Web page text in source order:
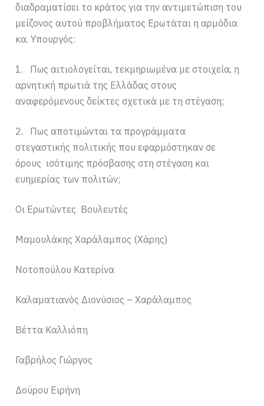
διαδραματίσει το κράτος για την αντιμετώπιση του
μείζονος αυτού προβλήματος Ερωτάται η αρμόδια
κα. Υπουργός:
1. Πως αιτιολογείται, τεκμηριωμένα με στοιχεία, η
αρνητική πρωτιά της Ελλάδας στους
αναφερόμενους δείκτες σχετικά με τη στέγαση;
2. Πως αποτιμώνται τα προγράμματα
στεγαστικής πολιτικής που εφαρμόστηκαν σε
όρους ισότιμης πρόσβασης στη στέγαση και
ευημερίας των πολιτών;
Οι Ερωτώντες Βουλευτές
Μαμουλάκης Χαράλαμπος (Χάρης)
Νοτοπούλου Κατερίνα
Καλαματιανός Διονύσιος – Χαράλαμπος
Βέττα Καλλιόπη
Γαβρήλος Γιώργος
Δούρου Ειρήνη